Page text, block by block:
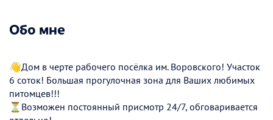
Обо мне
👋Дом в черте рабочего посёлка им. Воровского! Участок
6 соток! Большая прогулочная зона для Ваших любимых
питомцев!!!
⏳Возможен постоянный присмотр 24/7, обговаривается